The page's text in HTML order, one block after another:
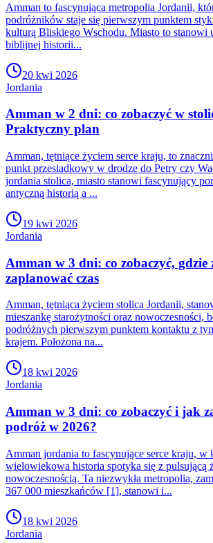
Amman to fascynująca metropolia Jordanii,
podróżników staje się pierwszym punktem
kulturą Bliskiego Wschodu. Miasto to stanowi
biblijnej historii...
20 kwi 2026
Jordania
Amman w 2 dni: co zobaczyć w
Praktyczny plan
Amman, tętniące życiem serce kraju, to
punkt przesiadkowy w drodze do Petry czy
jordania stolica, miasto stanowi fascynujący
antyczną historią a ...
19 kwi 2026
Jordania
Amman w 3 dni: co zobaczyć, gdzie
zaplanować czas
Amman, tętniąca życiem stolica Jordanii,
mieszankę starożytności oraz nowoczesności,
podróżnych pierwszym punktem kontaktu z
krajem. Położona na...
18 kwi 2026
Jordania
Amman w 3 dni: co zobaczyć i jak
podróż w 2026?
Amman jordania to fascynujące serce kraju, w
wielowiekowa historia spotyka się z pulsującą
nowoczesnością. Ta niezwykła metropolia,
367 000 mieszkańców [1], stanowi i...
18 kwi 2026
Jordania